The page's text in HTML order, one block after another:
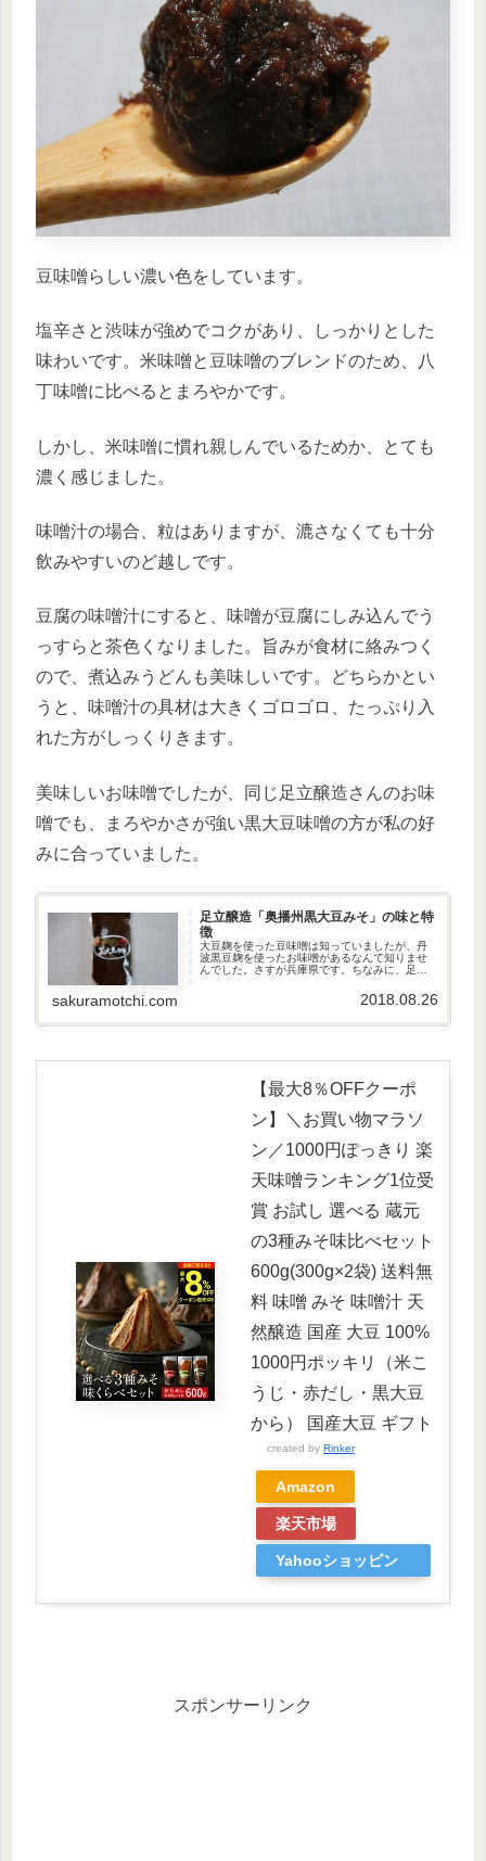
豆味噌らしい濃い色をしています。
塩辛さと渋味が強めでコクがあり、しっかりとした
味わいです。米味噌と豆味噌のブレンドのため、八
丁味噌に比べるとまろやかです。
しかし、米味噌に慣れ親しんでいるためか、とても
濃く感じました。
味噌汁の場合、粒はありますが、漉さなくても十分
飲みやすいのど越しです。
豆腐の味噌汁にすると、味噌が豆腐にしみ込んでう
っすらと茶色くなりました。旨みが食材に絡みつく
ので、煮込みうどんも美味しいです。どちらかとい
うと、味噌汁の具材は大きくゴロゴロ、たっぷり入
れた方がしっくりきます。
美味しいお味噌でしたが、同じ足立醸造さんのお味
噌でも、まろやかさが強い黒大豆味噌の方が私の好
みに合っていました。
足立醸造「奥播州黒大豆みそ」の味と特
徴
大豆麹を使った豆味噌は知っていましたが、丹
波黒豆麹を使ったお味噌があるなんて知りませ
んでした。さすが兵庫県です。ちなみに、足立
に入らないレアで美味しいお味噌で...
sakuramotchi.com 2018.08.26
【最大8％OFFクーポ
ン】＼お買い物マラソ
ン／1000円ぽっきり 楽
天味噌ランキング1位受
賞 お試し 選べる 蔵元
の3種みそ味比べセット
600g(300g×2袋) 送料無
料 味噌 みそ 味噌汁 天
然醸造 国産 大豆 100%
1000円ポッキリ（米こ
うじ・赤だし・黒大豆
から） 国産大豆 ギフト
created by Rinker
Amazon
楽天市場
Yahooショッピン
スポンサーリンク